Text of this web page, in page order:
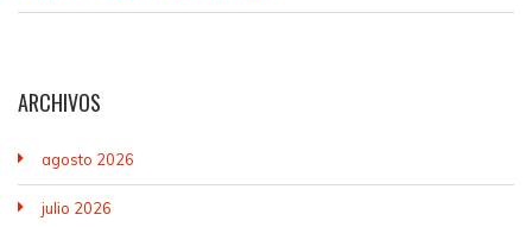
ARCHIVOS
agosto 2026
julio 2026